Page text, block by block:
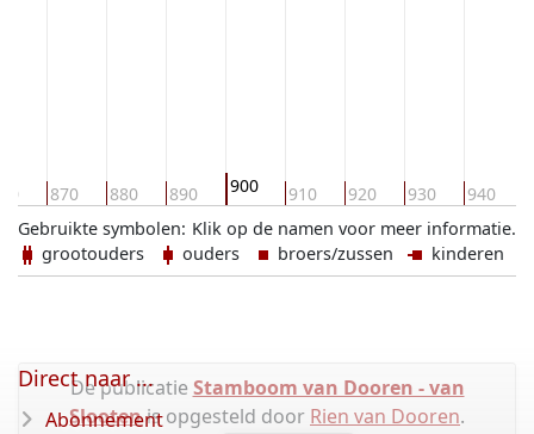
870 880 890 900 910 920 930 940
Klik op de namen voor meer informatie.
Gebruikte symbolen:
grootouders
ouders broers/zussen kinderen
De publicatie Stamboom van Dooren - van
Slootenis opgesteld door Rien van Dooren.
Direct naar ...
Abonnement